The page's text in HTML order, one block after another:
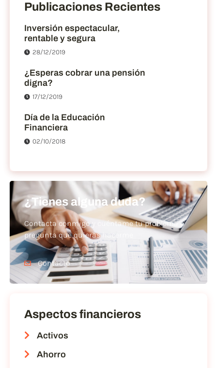
Publicaciones Recientes
Inversión espectacular,
rentable y segura
28/12/2019
¿Esperas cobrar una pensión
digna?
17/12/2019
Día de la Educación
Financiera
02/10/2018
¿Tienes alguna duda?
Contacta conmigo y cuéntame tu problema o
pregunta que quieras hacerme
Contacto
Aspectos financieros
Activos
Ahorro